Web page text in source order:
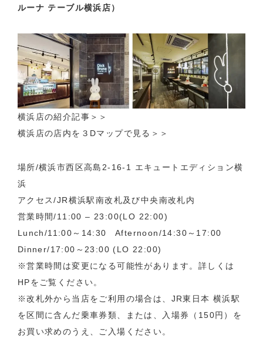
ルーナ テーブル横浜店）
横浜店の紹介記事 ＞＞
横浜店の店内を３Dマップで見る＞＞
場所/横浜市西区高島2-16-1 エキュートエディション横
浜
アクセス/JR横浜駅南改札及び中央南改札内
営業時間/11:00 – 23:00(LO 22:00)
Lunch/11:00～14:30 Afternoon/14:30～17:00
Dinner/17:00～23:00 (LO 22:00)
※営業時間は変更になる可能性があります。詳しくは
HPをご覧ください。
※改札外から当店をご利用の場合は、JR東日本 横浜駅
を区間に含んだ乗車券類、または、入場券（150円）を
お買い求めのうえ、ご入場ください。